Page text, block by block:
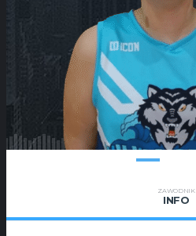
ZAWODNIK
INFO